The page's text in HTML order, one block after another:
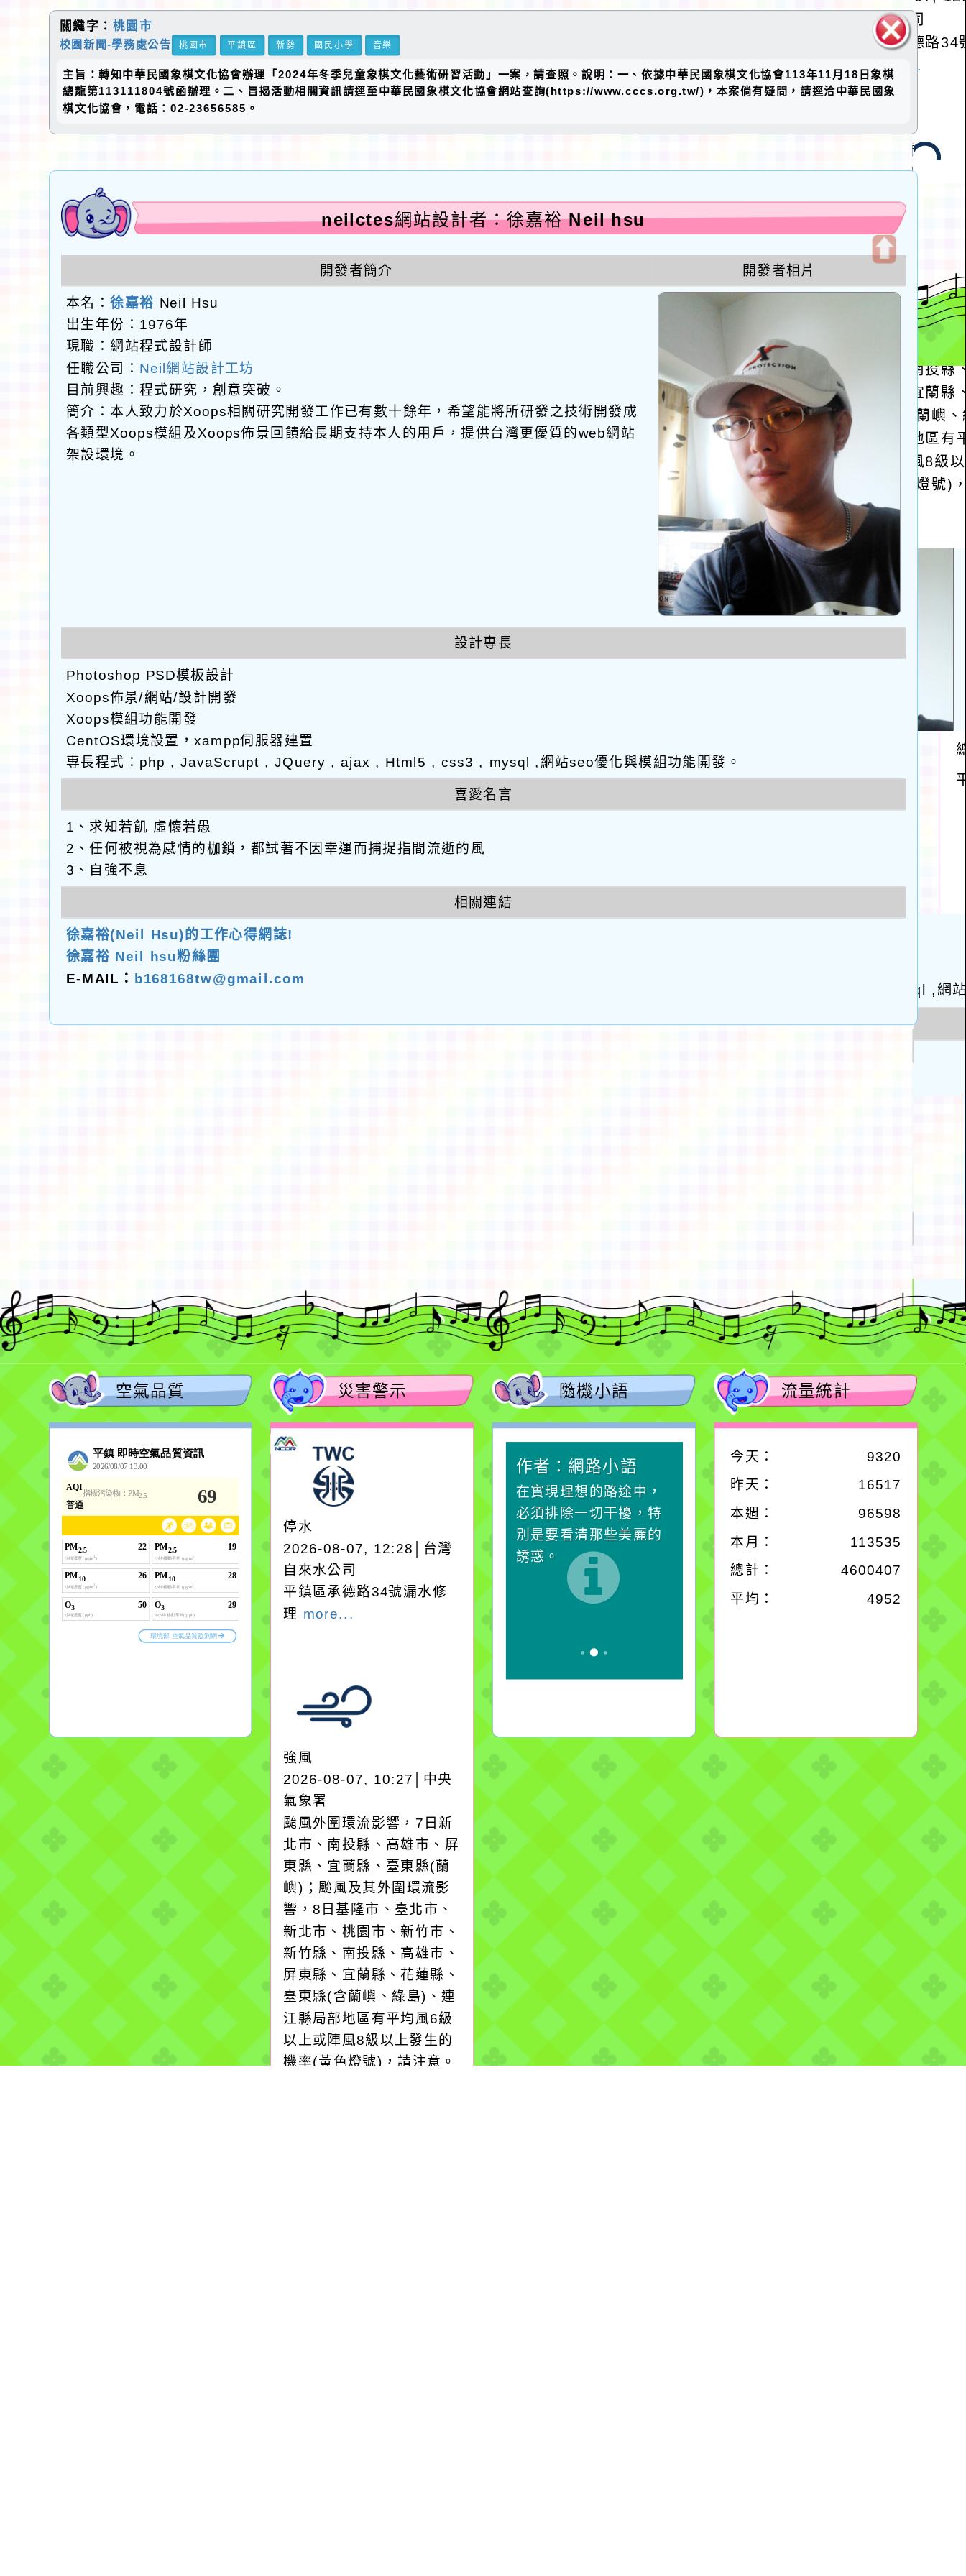
塊
關鍵字： 桃園市
校園新聞-學務處公告 桃園市 平鎮區 新勢 國民小學 音樂
主旨：轉知中華民國象棋文化協會辦理「2024年冬季兒童象棋文化藝術研習活動」一案，請查照。說明：一、依據中華民國象棋文化協會113年11月18日象棋
總龍第113111804號函辦理。二、旨揭活動相關資訊請逕至中華民國象棋文化協會網站查詢(https://www.cccs.org.tw/)，本案倘有疑問，請逕洽中華民國象
棋文化協會，電話：02-23656585。
啟
neilctes網站設計者：徐嘉裕 Neil hsu
開發者簡介 開發者相片
本名：徐嘉裕 Neil Hsu
出生年份：1976年
現職：網站程式設計師
任職公司： Neil網站設計工坊
目前興趣：程式研究，創意突破。
簡介：本人致力於Xoops相關研究開發工作已有數十餘年，希望能將所研發之技術開發成
各類型Xoops模組及Xoops佈景回饋給長期支持本人的用戶，提供台灣更優質的web網站
架設環境。
設計專長
Photoshop PSD模板設計
Xoops佈景/網站/設計開發
Xoops模組功能開發
CentOS環境設置，xampp伺服器建置
專長程式：php , JavaScrupt , JQuery , ajax , Html5 , css3 , mysql ,網站seo優化與模組功能開發。
喜愛名言
1、求知若飢 虛懷若愚
2、任何被視為感情的枷鎖，都試著不因幸運而捕捉指間流逝的風
3、自強不息
相關連結
徐嘉裕(Neil Hsu)的工作心得網誌!
徐嘉裕 Neil hsu粉絲團
E-MAIL： b168168tw@gmail.com
空氣品質 災害警示
停水
2026-08-07, 12:28│台灣
自來水公司
平鎮區承德路34號漏水修
理 more...
強風
2026-08-07, 10:27│中央
氣象署
颱風外圍環流影響，7日新
北市、南投縣、高雄市、屏
東縣、宜蘭縣、臺東縣(蘭
嶼)；颱風及其外圍環流影
響，8日基隆市、臺北市、
新北市、桃園市、新竹市、
新竹縣、南投縣、高雄市、
屏東縣、宜蘭縣、花蓮縣、
臺東縣(含蘭嶼、綠島)、連
江縣局部地區有平均風6級
以上或陣風8級以上發生的
機率(黃色燈號)，請注意。
隨機小語
作者：網路小語
生活是一面鏡子。你對
作者：網路小語
在實現理想的路途中，
必須排除一切干擾，特
別是要看清那些美麗的
誘惑。
作者：網路小語
一杯清水因滴入一滴污
水而變污濁，一杯污水
卻不會因一滴清水的存
流量統計
今天： 9320
昨天： 16517
本週： 96598
本月： 113535
總計： 4600407
平均： 4952